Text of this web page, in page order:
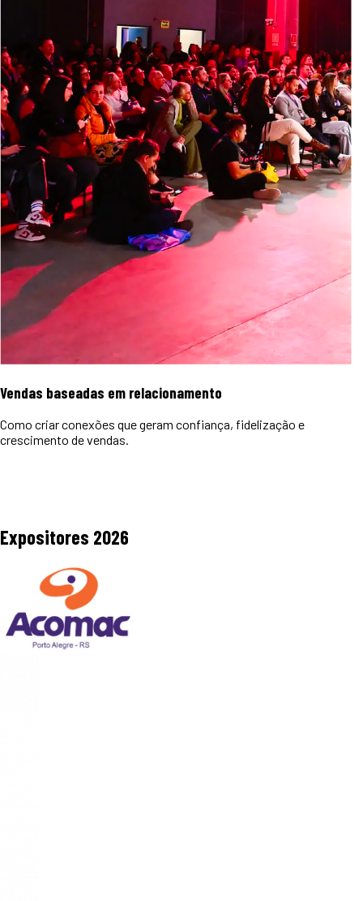
Vendas baseadas em relacionamento
Como criar conexões que geram confiança, fidelização e
crescimento de vendas.
Expositores 2026